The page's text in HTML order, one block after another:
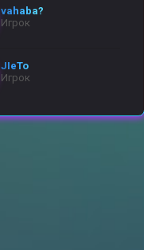
vahaba?
Игрок
JIeTo
Игрок